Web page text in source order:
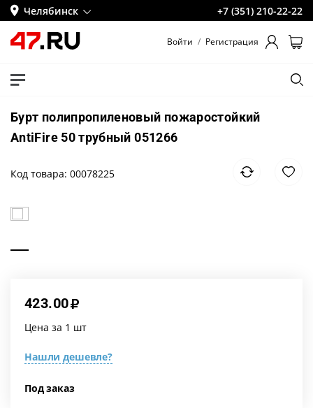
Челябинск +7 (351) 210-22-22
Войти / Регистрация
Бурт полипропиленовый пожаростойкий
AntiFire 50 трубный 051266
Код товара: 00078225
423.00
Нашли дешевле?
Цена за 1 шт
Под заказ